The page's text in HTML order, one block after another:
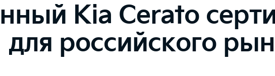
Kia Cerato
для российского